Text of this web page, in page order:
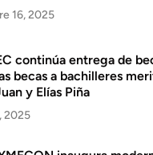
16, 2025
continúa entrega de
becas a bachilleres
y Elías Piña
2025